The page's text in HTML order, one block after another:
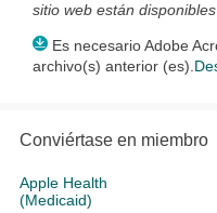
sitio web están
Es necesario Adobe
archivo(s) anterior (es).
Conviértase en miembro
Apple Health
(Medicaid)